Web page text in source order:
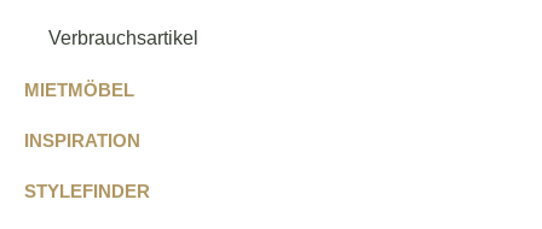
Verbrauchsartikel
MIETMÖBEL
INSPIRATION
STYLEFINDER